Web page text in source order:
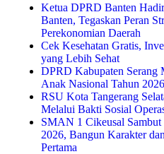
Ketua DPRD Banten
Banten, Tegaskan Peran
Perekonomian Daerah
Cek Kesehatan Gratis,
yang Lebih Sehat
DPRD Kabupaten Serang
Anak Nasional Tahun 2026
RSU Kota Tangerang
Melalui Bakti Sosial
SMAN 1 Cikeusal
2026, Bangun Karakter
Pertama